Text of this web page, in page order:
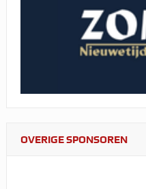
OVERIGE SPONSOREN